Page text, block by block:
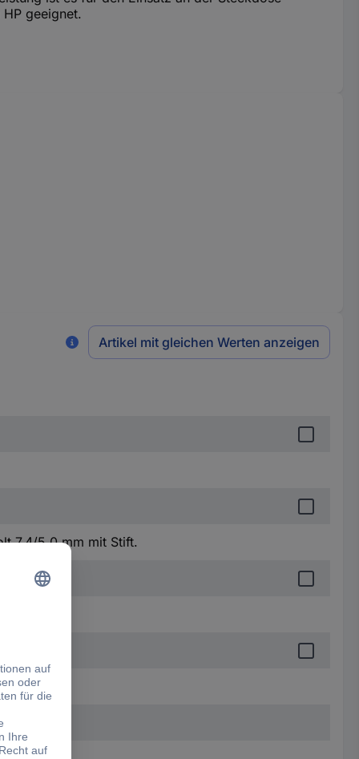
geeignet.
Artikel mit gleichen Werten anzeigen
7,4/5,0 mm mit Stift.